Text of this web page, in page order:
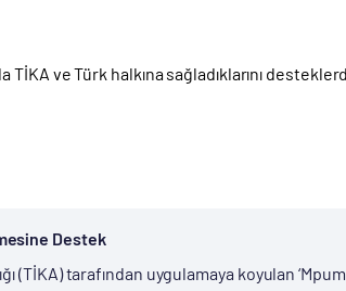
ve Türk halkına sağladıklarını
Destek
(TİKA) tarafından uygulamaya koyulan